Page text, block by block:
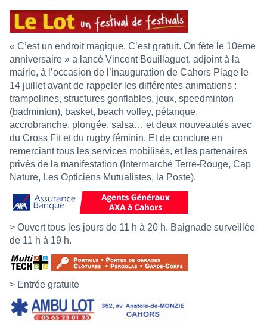
« C’est un endroit magique. C’est gratuit. On fête le 10ème
anniversaire » a lancé Vincent Bouillaguet, adjoint à la
mairie, à l’occasion de l’inauguration de Cahors Plage le
14 juillet avant de rappeler les différentes animations :
trampolines, structures gonflables, jeux, speedminton
(badminton), basket, beach volley, pétanque,
accrobranche, plongée, salsa… et deux nouveautés avec
du Cross Fit et du rugby féminin. Et de conclure en
remerciant tous les services mobilisés, et les partenaires
privés de la manifestation (Intermarché Terre-Rouge, Cap
Nature, Les Opticiens Mutualistes, la Poste).
> Ouvert tous les jours de 11 h à 20 h. Baignade surveillée
de 11 h à 19 h.
> Entrée gratuite